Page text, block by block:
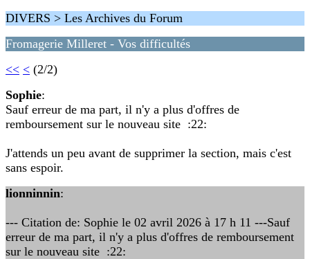
DIVERS > Les Archives du Forum
Fromagerie Milleret - Vos difficultés
<< < (2/2)
Sophie:
Sauf erreur de ma part, il n'y a plus d'offres de
remboursement sur le nouveau site :22:
J'attends un peu avant de supprimer la section, mais c'est
sans espoir.
lionninnin:
--- Citation de: Sophie le 02 avril 2026 à 17 h 11 ---Sauf
erreur de ma part, il n'y a plus d'offres de remboursement
sur le nouveau site :22: